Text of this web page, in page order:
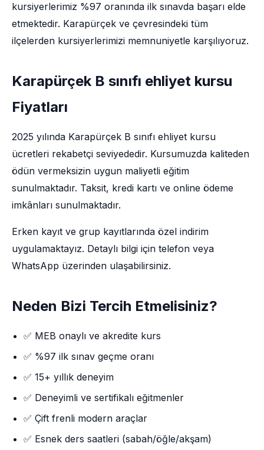
kursiyerlerimiz %97 oranında ilk sınavda başarı elde
etmektedir. Karapürçek ve çevresindeki tüm
ilçelerden kursiyerlerimizi memnuniyetle karşılıyoruz.
Karapürçek B sınıfı ehliyet kursu
Fiyatları
2025 yılında Karapürçek B sınıfı ehliyet kursu
ücretleri rekabetçi seviyededir. Kursumuzda kaliteden
ödün vermeksizin uygun maliyetli eğitim
sunulmaktadır. Taksit, kredi kartı ve online ödeme
imkânları sunulmaktadır.
Erken kayıt ve grup kayıtlarında özel indirim
uygulamaktayız. Detaylı bilgi için telefon veya
WhatsApp üzerinden ulaşabilirsiniz.
Neden Bizi Tercih Etmelisiniz?
✅ MEB onaylı ve akredite kurs
✅ %97 ilk sınav geçme oranı
✅ 15+ yıllık deneyim
✅ Deneyimli ve sertifikalı eğitmenler
✅ Çift frenli modern araçlar
✅ Esnek ders saatleri (sabah/öğle/akşam)